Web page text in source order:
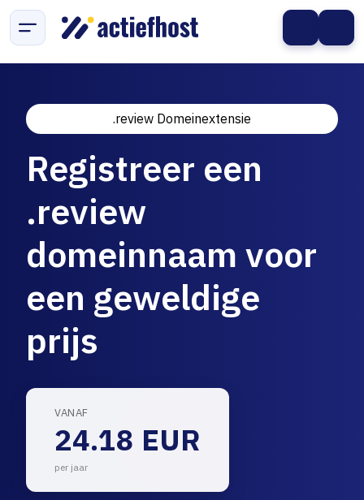
.review Domeinextensie
Registreer een
.review
domeinnaam voor
een geweldige
prijs
VANAF
24.18 EUR
per jaar